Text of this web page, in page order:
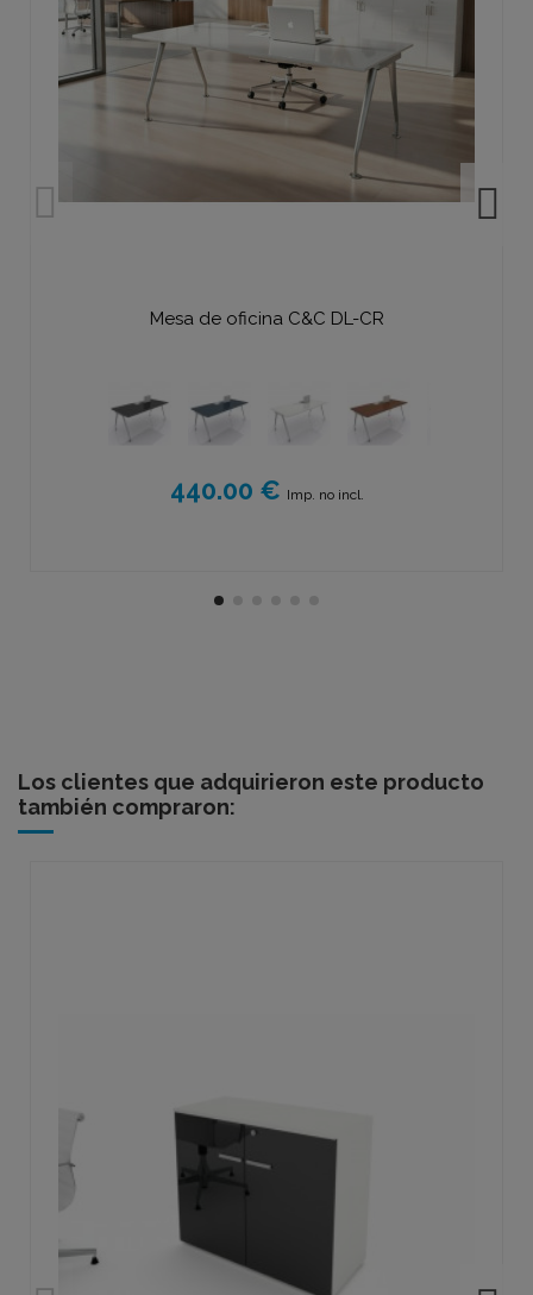
Mesa de oficina C&C DL-CR
440.00 € Imp. no incl.
Los clientes que adquirieron este producto
también compraron: